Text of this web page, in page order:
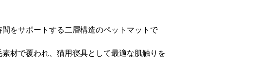
をサポートする二層構造のペットマットで
材で覆われ、猫用寝具として最適な肌触りを